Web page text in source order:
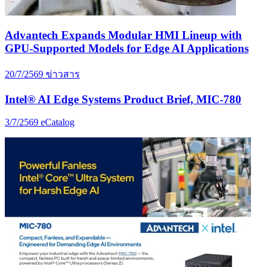
Advantech Expands Modular HMI Lineup with
GPU-Supported Models for Edge AI Applications
20/7/2569 ข่าวสาร
Intel® AI Edge Systems Product Brief, MIC-780
3/7/2569 eCatalog